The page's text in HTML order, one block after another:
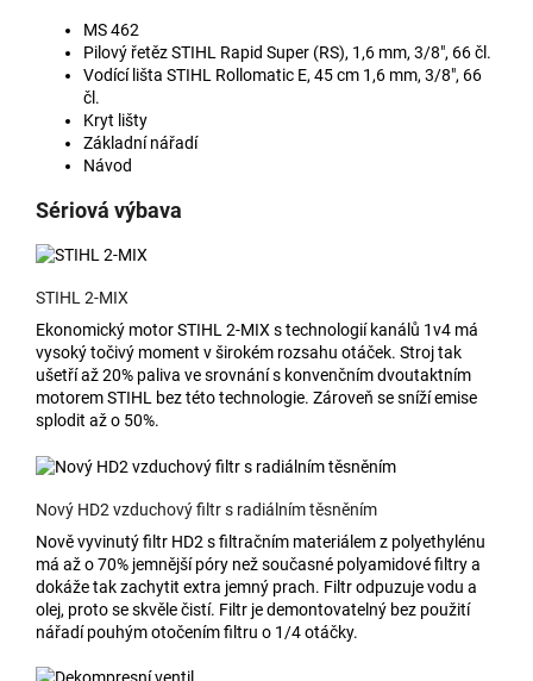
MS 462
Pilový řetězSTIHL Rapid Super (RS), 1,6 mm, 3/8", 66 čl.
Vodící lišta STIHL Rollomatic E, 45 cm 1,6 mm, 3/8", 66
čl.
Kryt lišty
Základní nářadí
Návod
Sériová výbava
STIHL 2-MIX
Ekonomický motor STIHL 2-MIX s technologií kanálů 1v4 má
vysoký točivý moment v širokém rozsahu otáček. Stroj tak
ušetří až 20% paliva ve srovnání s konvenčním dvoutaktním
motorem STIHL bez této technologie. Zároveň se sníží emise
splodit až o 50%.
Nový HD2 vzduchový filtr s radiálním těsněním
Nově vyvinutý filtr HD2 s filtračním materiálem z polyethylénu
má až o 70% jemnější póry než současné polyamidové filtry a
dokáže tak zachytit extra jemný prach. Filtr odpuzuje vodu a
olej, proto se skvěle čistí. Filtr je demontovatelný bez použití
nářadí pouhým otočením filtru o 1/4 otáčky.